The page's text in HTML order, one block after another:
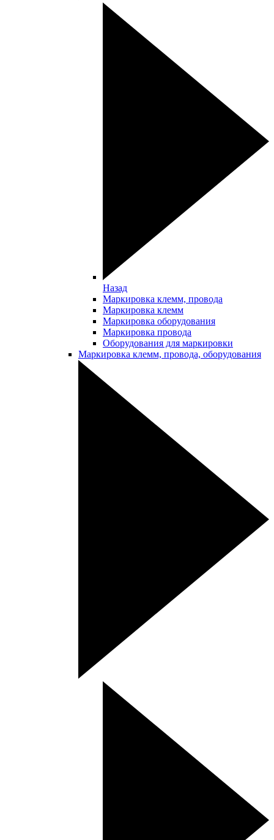
Назад
Маркировка клемм, провода
Маркировка клемм
Маркировка оборудования
Маркировка провода
Оборудования для маркировки
Маркировка клемм, провода, оборудования